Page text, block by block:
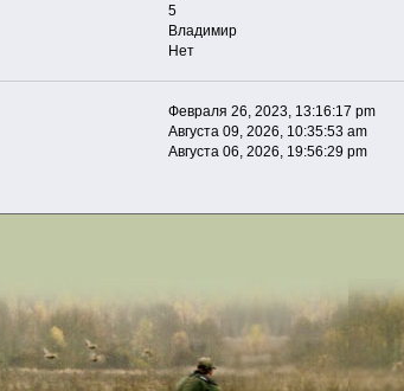
5
Владимир
Нет
Февраля 26, 2023, 13:16:17 pm
Августа 09, 2026, 10:35:53 am
Августа 06, 2026, 19:56:29 pm